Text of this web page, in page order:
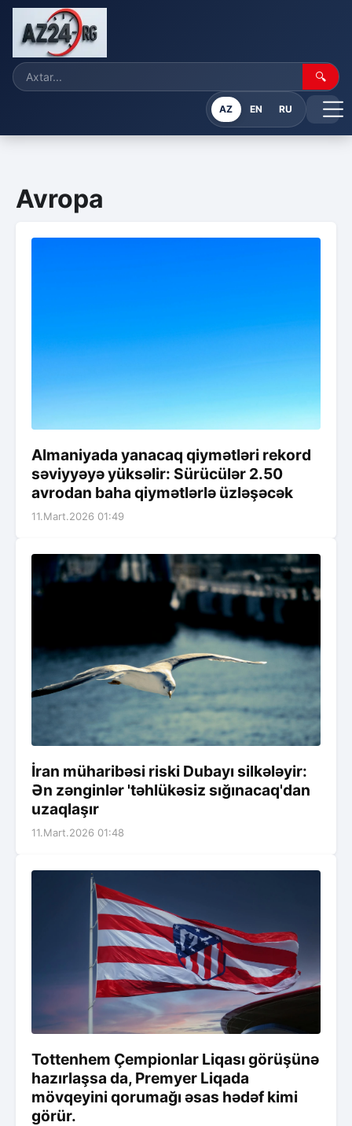
🔍
AZ EN RU
Avropa
Almaniyada yanacaq qiymətləri rekord
səviyyəyə yüksəlir: Sürücülər 2.50
avrodan baha qiymətlərlə üzləşəcək
11.Mart.2026 01:49
İran müharibəsi riski Dubayı silkələyir:
Ən zənginlər 'təhlükəsiz sığınacaq'dan
uzaqlaşır
11.Mart.2026 01:48
Tottenhem Çempionlar Liqası görüşünə
hazırlaşsa da, Premyer Liqada
mövqeyini qorumağı əsas hədəf kimi
görür.